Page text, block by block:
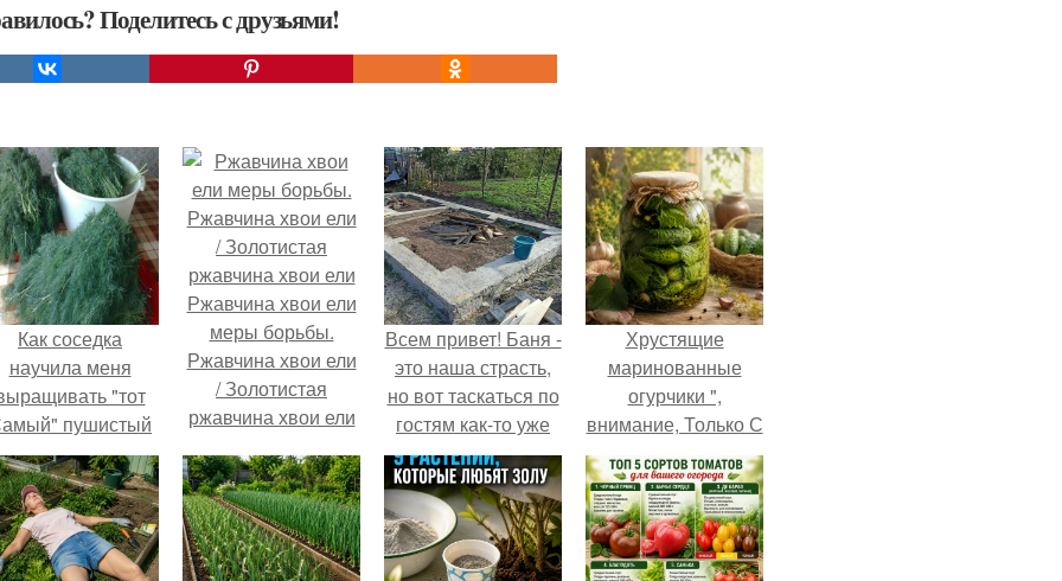
Поделитесь с друзьями!
Как соседка
научила меня
"тот
пушистый
укроп.
Ржавчина хвои ели
меры борьбы.
Ржавчина хвои ели
/ Золотистая
ржавчина хвои ели
Всем привет! Баня -
это наша страсть,
но вот таскаться по
гостям как-то уже
надоело.
Хрустящие
маринованные
огурчики ",
внимание, Только С
Грядки".